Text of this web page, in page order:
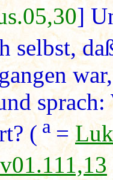
]
selbst,
( a =